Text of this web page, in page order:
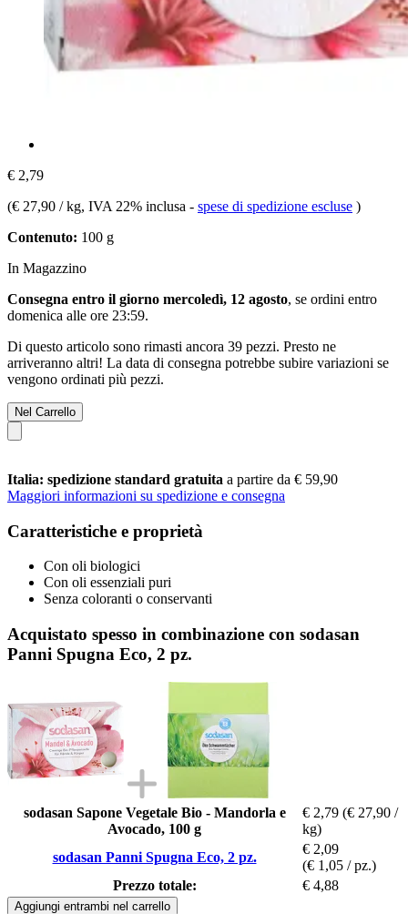
€ 2,79
(€ 27,90 / kg, IVA 22% inclusa - spese di spedizione escluse )
Contenuto: 100 g
In Magazzino
Consegna entro il giorno mercoledì, 12 agosto, se ordini entro
domenica alle ore 23:59.
Di questo articolo sono rimasti ancora 39 pezzi. Presto ne
arriveranno altri! La data di consegna potrebbe subire variazioni se
vengono ordinati più pezzi.
Nel Carrello
Italia: spedizione standard gratuita a partire da € 59,90
Maggiori informazioni su spedizione e consegna
Caratteristiche e proprietà
Con oli biologici
Con oli essenziali puri
Senza coloranti o conservanti
Acquistato spesso in combinazione con sodasan
Panni Spugna Eco, 2 pz.
sodasan Sapone Vegetale Bio - Mandorla e
Avocado, 100 g
€ 2,79 (€ 27,90 /
kg)
sodasan Panni Spugna Eco, 2 pz.
€ 2,09
(€ 1,05 / pz.)
Prezzo totale:
€ 4,88
Aggiungi entrambi nel carrello